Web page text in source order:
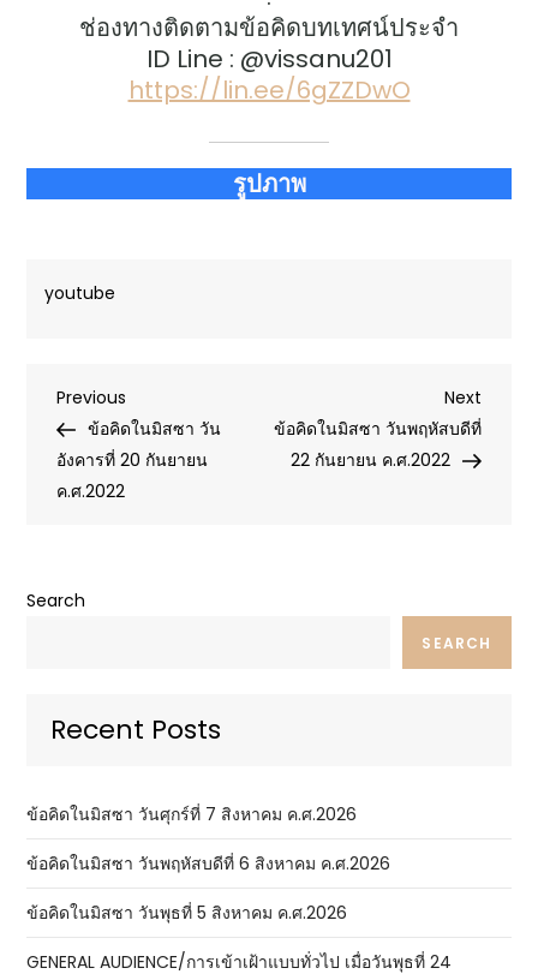
ช่องทางติดตามข้อคิดบทเทศน์ประจำ
ID Line : @vissanu201
https://lin.ee/6gZZDwO
รูปภาพ
youtube
Post
navigation
Previous
Post
Previous
ข้อคิดในมิสซา วัน
อังคารที่ 20 กันยายน
ค.ศ.2022
Next
Post
Next
ข้อคิดในมิสซา วันพฤหัสบดีที่
22 กันยายน ค.ศ.2022
Search
SEARCH
Recent Posts
ข้อคิดในมิสซา วันศุกร์ที่ 7 สิงหาคม ค.ศ.2026
ข้อคิดในมิสซา วันพฤหัสบดีที่ 6 สิงหาคม ค.ศ.2026
ข้อคิดในมิสซา วันพุธที่ 5 สิงหาคม ค.ศ.2026
GENERAL AUDIENCE/การเข้าเฝ้าแบบทั่วไป เมื่อวันพุธที่ 24